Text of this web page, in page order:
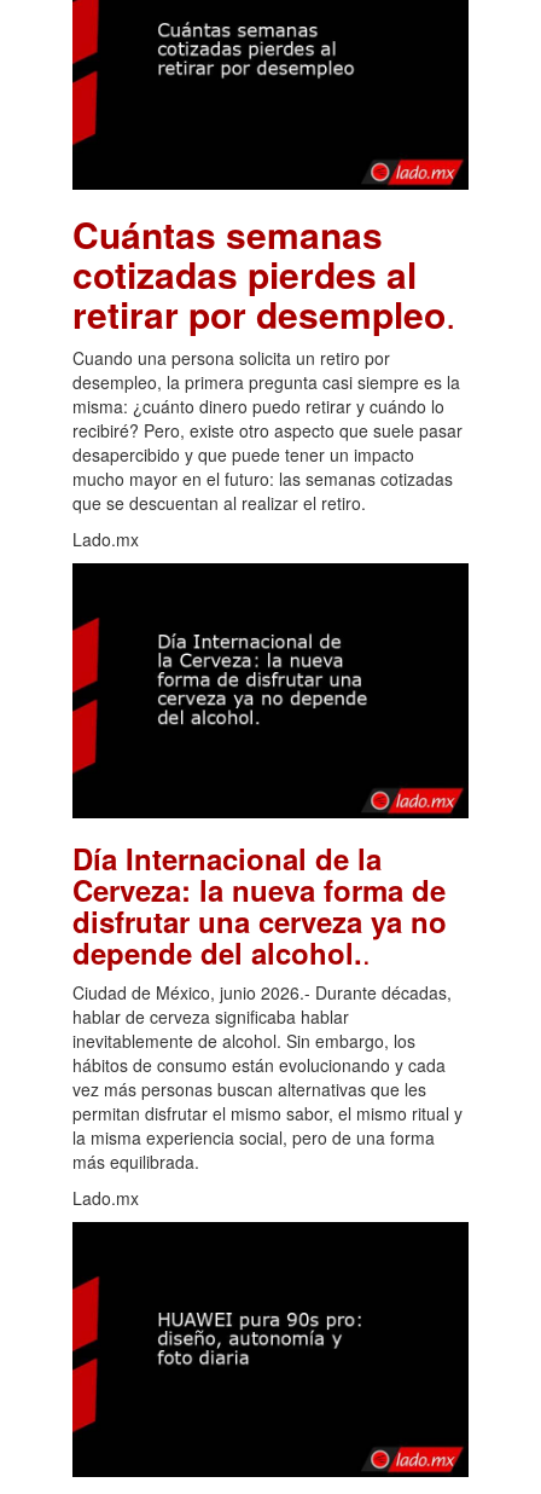
Cuántas semanas
cotizadas pierdes al
retirar por desempleo.
Cuando una persona solicita un retiro por
desempleo, la primera pregunta casi siempre es la
misma: ¿cuánto dinero puedo retirar y cuándo lo
recibiré? Pero, existe otro aspecto que suele pasar
desapercibido y que puede tener un impacto
mucho mayor en el futuro: las semanas cotizadas
que se descuentan al realizar el retiro.
Lado.mx
Día Internacional de la
Cerveza: la nueva forma de
disfrutar una cerveza ya no
depende del alcohol..
Ciudad de México, junio 2026.- Durante décadas,
hablar de cerveza significaba hablar
inevitablemente de alcohol. Sin embargo, los
hábitos de consumo están evolucionando y cada
vez más personas buscan alternativas que les
permitan disfrutar el mismo sabor, el mismo ritual y
la misma experiencia social, pero de una forma
más equilibrada.
Lado.mx